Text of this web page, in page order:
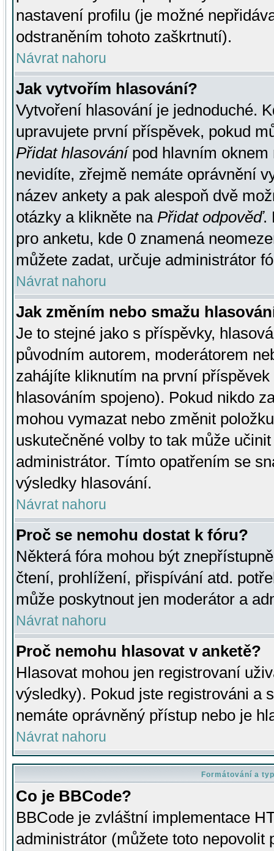
nastavení profilu (je možné
odstraněním tohoto zaškrtnutí).
Návrat nahoru
Jak vytvořím hlasování?
Vytvoření hlasování je jednoduché.
upravujete první příspěvek, pokud
Přidat hlasovánípod hlavním oknem
nevidíte, zřejmě nemáte oprávnění
název ankety a pak alespoň dvě
otázky a klikněte na Přidat odpověď.
pro anketu, kde 0 znamená
můžete zadat, určuje administrátor
Návrat nahoru
Jak změním nebo smažu
Je to stejné jako s příspěvky,
původním autorem, moderátorem
zahájíte kliknutím na první
hlasováním spojeno). Pokud nikdo
mohou vymazat nebo změnit
uskutečněné volby to tak může
administrátor. Tímto opatřením se
výsledky hlasování.
Návrat nahoru
Proč se nemohu dostat k fóru?
Některá fóra mohou být
čtení, prohlížení, přispívání atd.
může poskytnout jen moderátor a
Návrat nahoru
Proč nemohu hlasovat v anketě?
Hlasovat mohou jen registrovaní
výsledky). Pokud jste registrováni a
nemáte oprávněný přístup nebo je
Návrat nahoru
Formátování a
Co je BBCode?
BBCode je zvláštní implementace
administrátor (můžete toto